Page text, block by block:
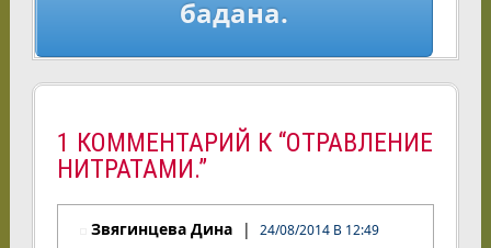
бадана.
1 КОММЕНТАРИЙ К “ОТРАВЛЕНИЕ
НИТРАТАМИ.”
Звягинцева Дина 24/08/2014 В 12:49